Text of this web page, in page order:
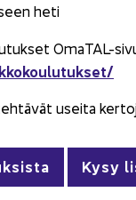
heti
OmaTAL-​
usei­ta
Kysy